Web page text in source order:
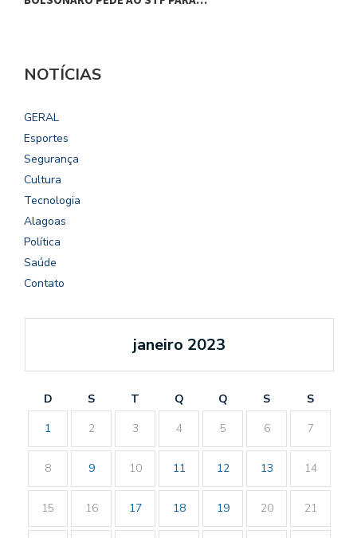
NOTÍCIAS
GERAL
Esportes
Segurança
Cultura
Tecnologia
Alagoas
Política
Saúde
Contato
janeiro 2023
D S T Q Q S
S
1
2 3 4 5 6 7
8 9 10 11 12 13 14
15 16 17 18 19 20 21